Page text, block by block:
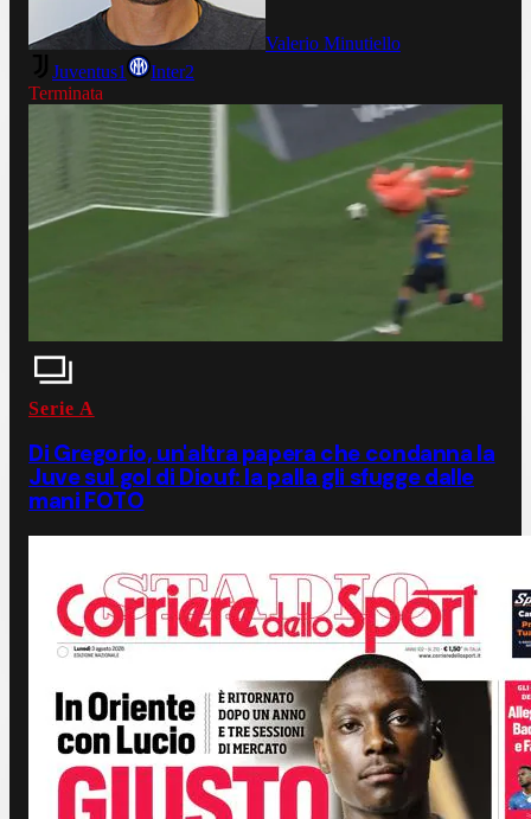
Valerio Minutiello
Juventus1 Inter2
Terminata
Serie A
Di Gregorio, un'altra papera che condanna la
Juve sul gol di Diouf: la palla gli sfugge dalle
mani FOTO